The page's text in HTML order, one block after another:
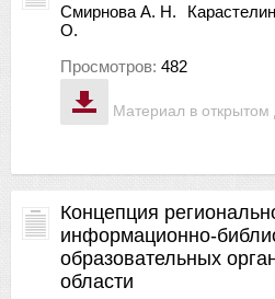
Материал в открытом
Смирнова А. Н.
О.
Просмотров: 482
Концепция
информационно-
образовательных
области